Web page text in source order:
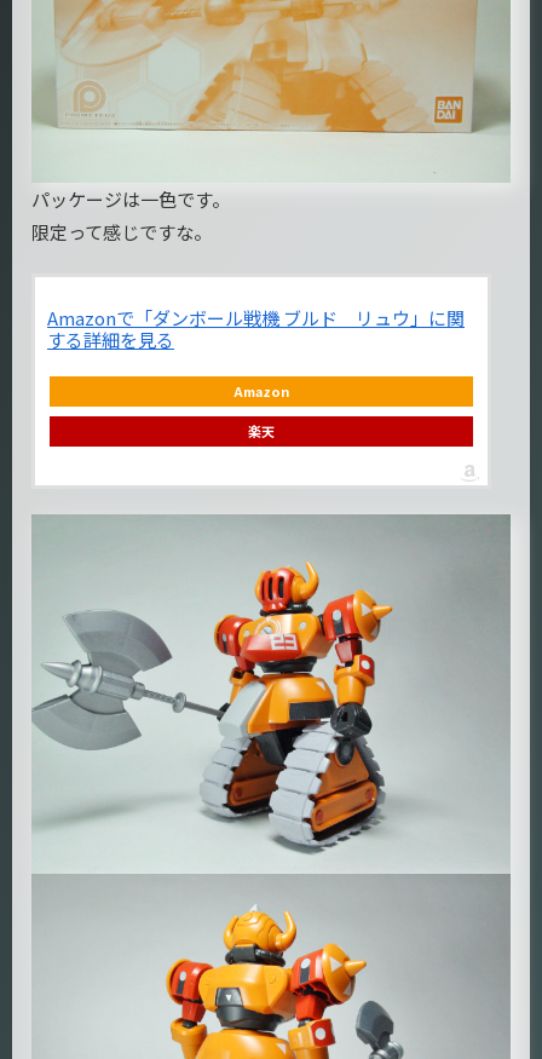
パッケージは一色です。
限定って感じですな。
Amazonで「ダンボール戦機 ブルド リュウ」に関
する詳細を見る
Amazon
楽天